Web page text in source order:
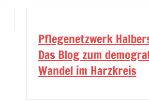
Pflegenetzwerk
Das Blog zum
Wandel im Harzkreis